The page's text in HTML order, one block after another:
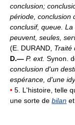
conclusion;
période, conclusion
conclusif, queue. La
peuvent, seules,
(E. DURAND, Traité
D.— P. ext. Synon.
conclusion d'un
espérance, d'une
• 5. L'histoire, telle
une sorte de bilan